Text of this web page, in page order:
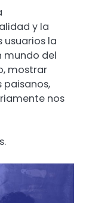
y la
la
mundo del
mostrar
paisanos,
nos